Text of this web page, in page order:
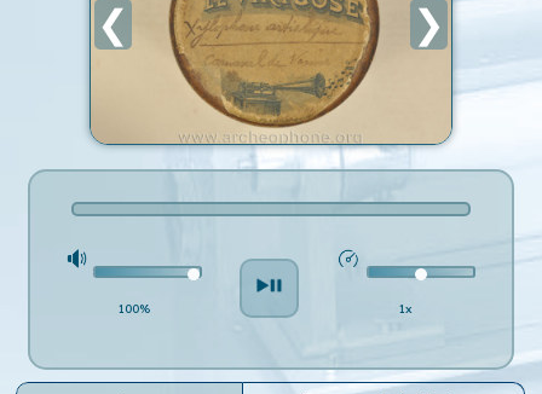
❮ ❯
100% 1x